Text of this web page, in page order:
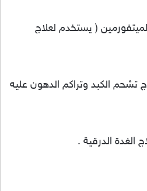
( يستخدم لعلاج
تشحم الكبد وتراكم الدهون عليه